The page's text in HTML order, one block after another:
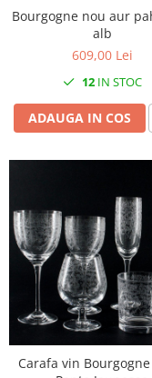
Bourgogne nou aur
alb
609,00 Lei
12IN STOC
ADAUGA IN COS
Carafa vin